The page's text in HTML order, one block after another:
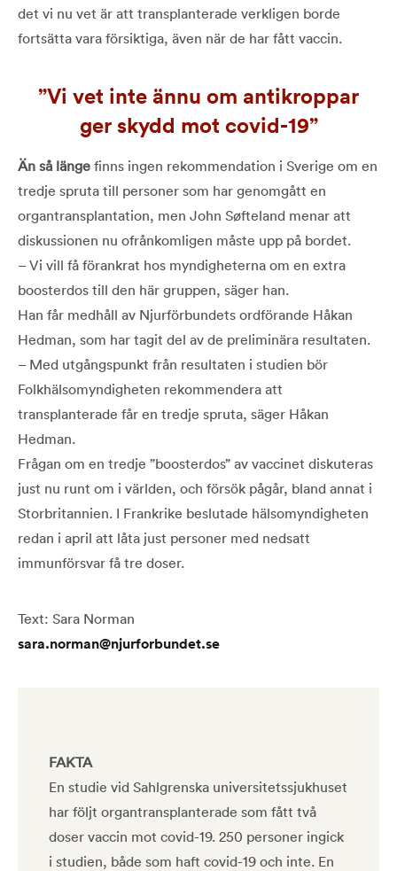
det vi nu vet är att transplanterade verkligen borde
fortsätta vara försiktiga, även när de har fått vaccin.
Vi vet inte ännu om antikroppar
ger skydd mot covid-19
Än så länge finns ingen rekommendation i Sverige om en
tredje spruta till personer som har genomgått en
organtransplantation, men John Søfteland menar att
diskussionen nu ofrånkomligen måste upp på bordet.
– Vi vill få förankrat hos myndigheterna om en extra
boosterdos till den här gruppen, säger han.
Han får medhåll av Njurförbundets ordförande Håkan
Hedman, som har tagit del av de preliminära resultaten.
– Med utgångspunkt från resultaten i studien bör
Folkhälsomyndigheten rekommendera att
transplanterade får en tredje spruta, säger Håkan
Hedman.
Frågan om en tredje ”boosterdos” av vaccinet diskuteras
just nu runt om i världen, och försök pågår, bland annat i
Storbritannien. I Frankrike beslutade hälsomyndigheten
redan i april att låta just personer med nedsatt
immunförsvar få tre doser.
Text: Sara Norman
sara.norman@njurforbundet.se
FAKTA
En studie vid Sahlgrenska universitetssjukhuset
har följt organtransplanterade som fått två
doser vaccin mot covid-19. 250 personer ingick
i studien, både som haft covid-19 och inte. En